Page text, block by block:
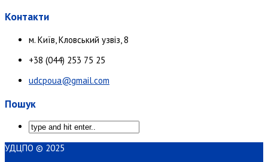
Контакти
м. Київ, Кловський узвіз, 8
+38 (044) 253 75 25
udcpoua@gmail.com
Пошук
УДЦПО © 2025